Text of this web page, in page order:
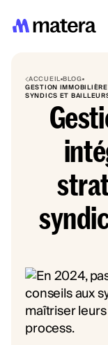
ACCUEILBLOG
GESTION
SYNDICS ET